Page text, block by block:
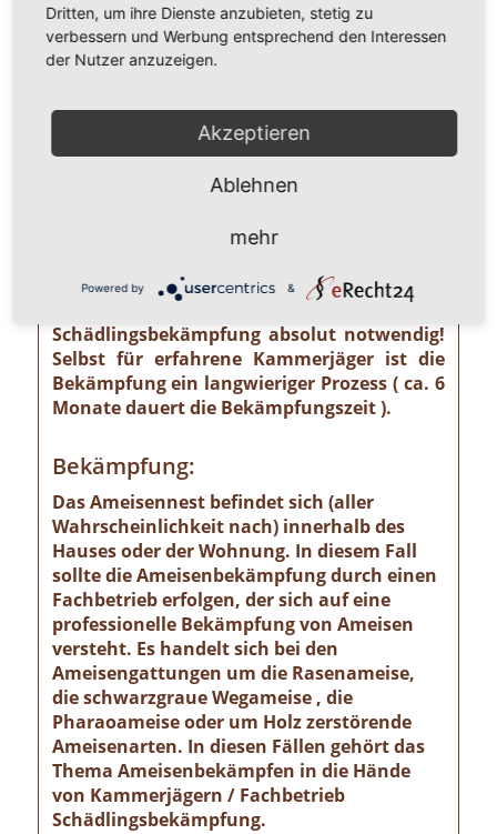
sollte die Gefahr ernst nehmen. Einige
Ameisenarten sind nämlich Vorrats- und
Materialschädlinge, von denen ein nicht zu
wirtschaftliches Risiko ausgehen kann wie
z. B. von der Pharaoameise. Die
Pharaoameise gehört zu den gefährlichsten
Ameisenarten überhaupt. Ursprünglich in
weltweit verbreitet. Die Gattung ist
bernsteingelb aus. Sollten Sie solch eine
Ameise sehen, ist eine professionelle
Schädlingsbekämpfung absolut notwendig!
Selbst für erfahrene Kammerjäger ist die
Bekämpfung ein langwieriger Prozess ( ca. 6
Monate dauert die Bekämpfungszeit ).
Bekämpfung:
Das Ameisennest befindet sich (aller
Wahrscheinlichkeit nach) innerhalb des
Hauses oder der Wohnung. In diesem Fall
sollte die Ameisenbekämpfung durch einen
Fachbetrieb erfolgen, der sich auf eine
professionelle Bekämpfung von Ameisen
versteht. Es handelt sich bei den
Ameisengattungen um die Rasenameise,
die schwarzgraue Wegameise , die
Pharaoameise oder um Holz zerstörende
Ameisenarten. In diesen Fällen gehört das
Thema Ameisenbekämpfen in die Hände
von Kammerjägern / Fachbetrieb
Schädlingsbekämpfung.
Dritten, um ihre Dienste anzubieten, stetig zu
verbessern und Werbung entsprechend den Interessen
der Nutzer anzuzeigen.
Akzeptieren
Ablehnen
mehr
Powered by &